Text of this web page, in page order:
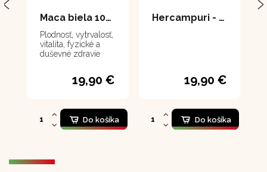
Maca biela 100 tabliet
Plodnosť, vytrvalosť,
vitalita, fyzické a
duševné zdravie
19,90 €
Do košíka
Hercampuri - 100 tabliet
19,90 €
Do košíka